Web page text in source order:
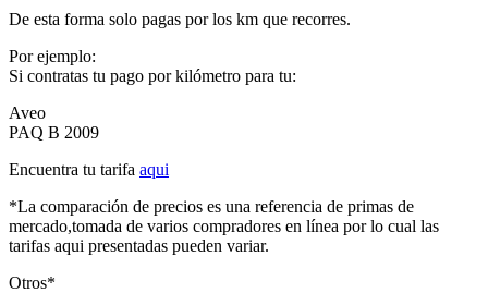
De esta forma solo pagas por los km que recorres.
Por ejemplo:
Si contratas tu pago por kilómetro para tu:
Aveo
PAQ B 2009
Encuentra tu tarifa aqui
*La comparación de precios es una referencia de primas de
mercado,tomada de varios compradores en línea por lo cual las
tarifas aqui presentadas pueden variar.
Otros*